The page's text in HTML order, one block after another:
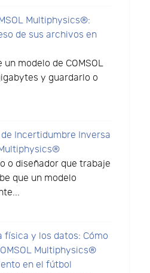
Multiphysics®:
de sus archivos en
modelo de COMSOL
y guardarlo o
Incertidumbre Inversa
Multiphysics®
o diseñador que trabaje
que un modelo
física y los datos: Cómo
Multiphysics®
en el fútbol